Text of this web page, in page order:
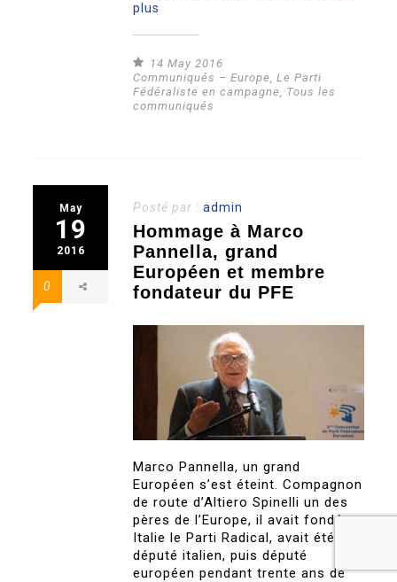
plus
14 May 2016
Communiqués – Europe,Le Parti
Fédéraliste en campagne, Tous les
communiqués
May
19
2016
0
Posté par :admin
Hommage à Marco
Pannella, grand
Européen et membre
fondateur du PFE
Marco Pannella, un grand
Européen s’est éteint. Compagnon
de route d’Altiero Spinelli un des
pères de l’Europe, il avait fondé en
Italie le Parti Radical, avait été
député italien, puis député
européen pendant trente ans de